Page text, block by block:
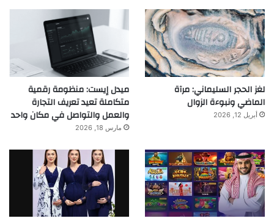
لغز الحجر السليماني: مرآة
الماضي ونبوءة الزوال
أبريل 12, 2026
ميدل إيست: منظومة رقمية
متكاملة تعيد تعريف التجارة
والعمل والتواصل في مكان واحد
مارس 18, 2026